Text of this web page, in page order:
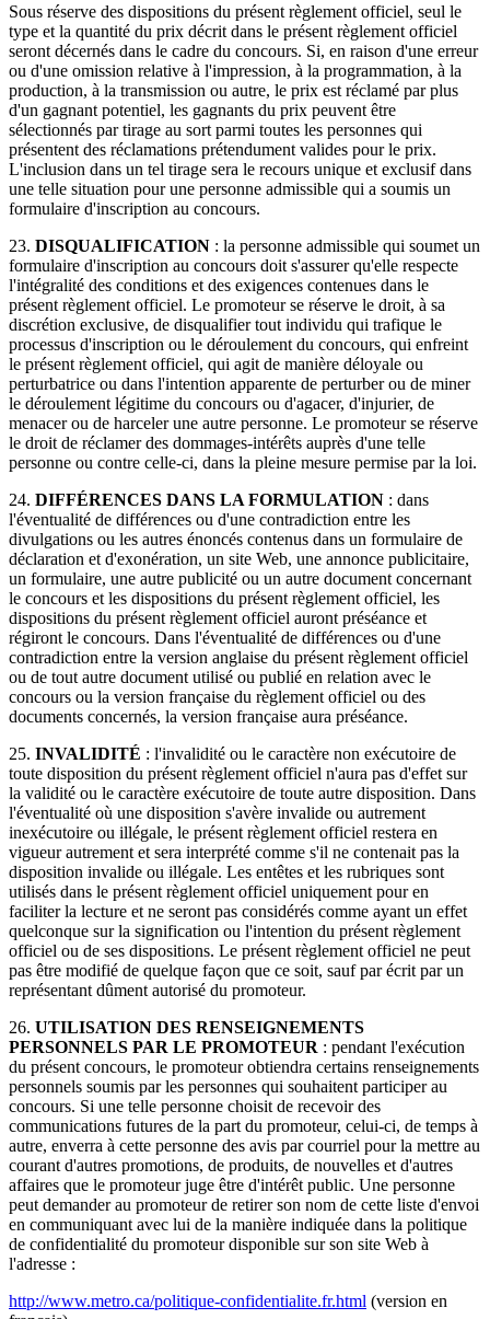
Sous réserve des dispositions du présent règlement officiel, seul le
type et la quantité du prix décrit dans le présent règlement officiel
seront décernés dans le cadre du concours. Si, en raison d'une erreur
ou d'une omission relative à l'impression, à la programmation, à la
production, à la transmission ou autre, le prix est réclamé par plus
d'un gagnant potentiel, les gagnants du prix peuvent être
sélectionnés par tirage au sort parmi toutes les personnes qui
présentent des réclamations prétendument valides pour le prix.
L'inclusion dans un tel tirage sera le recours unique et exclusif dans
une telle situation pour une personne admissible qui a soumis un
formulaire d'inscription au concours.
23. DISQUALIFICATION : la personne admissible qui soumet un
formulaire d'inscription au concours doit s'assurer qu'elle respecte
l'intégralité des conditions et des exigences contenues dans le
présent règlement officiel. Le promoteur se réserve le droit, à sa
discrétion exclusive, de disqualifier tout individu qui trafique le
processus d'inscription ou le déroulement du concours, qui enfreint
le présent règlement officiel, qui agit de manière déloyale ou
perturbatrice ou dans l'intention apparente de perturber ou de miner
le déroulement légitime du concours ou d'agacer, d'injurier, de
menacer ou de harceler une autre personne. Le promoteur se réserve
le droit de réclamer des dommages-intérêts auprès d'une telle
personne ou contre celle-ci, dans la pleine mesure permise par la loi.
24. DIFFÉRENCES DANS LA FORMULATION : dans
l'éventualité de différences ou d'une contradiction entre les
divulgations ou les autres énoncés contenus dans un formulaire de
déclaration et d'exonération, un site Web, une annonce publicitaire,
un formulaire, une autre publicité ou un autre document concernant
le concours et les dispositions du présent règlement officiel, les
dispositions du présent règlement officiel auront préséance et
régiront le concours. Dans l'éventualité de différences ou d'une
contradiction entre la version anglaise du présent règlement officiel
ou de tout autre document utilisé ou publié en relation avec le
concours ou la version française du règlement officiel ou des
documents concernés, la version française aura préséance.
25. INVALIDITÉ : l'invalidité ou le caractère non exécutoire de
toute disposition du présent règlement officiel n'aura pas d'effet sur
la validité ou le caractère exécutoire de toute autre disposition. Dans
l'éventualité où une disposition s'avère invalide ou autrement
inexécutoire ou illégale, le présent règlement officiel restera en
vigueur autrement et sera interprété comme s'il ne contenait pas la
disposition invalide ou illégale. Les entêtes et les rubriques sont
utilisés dans le présent règlement officiel uniquement pour en
faciliter la lecture et ne seront pas considérés comme ayant un effet
quelconque sur la signification ou l'intention du présent règlement
officiel ou de ses dispositions. Le présent règlement officiel ne peut
pas être modifié de quelque façon que ce soit, sauf par écrit par un
représentant dûment autorisé du promoteur.
26. UTILISATION DES RENSEIGNEMENTS
PERSONNELS PAR LE PROMOTEUR : pendant l'exécution
du présent concours, le promoteur obtiendra certains renseignements
personnels soumis par les personnes qui souhaitent participer au
concours. Si une telle personne choisit de recevoir des
communications futures de la part du promoteur, celui-ci, de temps à
autre, enverra à cette personne des avis par courriel pour la mettre au
courant d'autres promotions, de produits, de nouvelles et d'autres
affaires que le promoteur juge être d'intérêt public. Une personne
peut demander au promoteur de retirer son nom de cette liste d'envoi
en communiquant avec lui de la manière indiquée dans la politique
de confidentialité du promoteur disponible sur son site Web à
l'adresse :
http://www.metro.ca/politique-confidentialite.fr.html (version en